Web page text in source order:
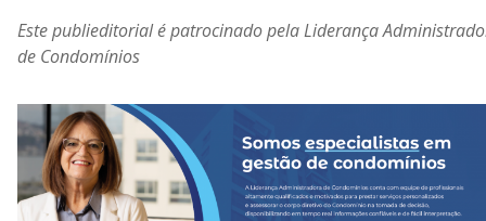
Este publieditorial é patrocinado pela Liderança
de Condomínios